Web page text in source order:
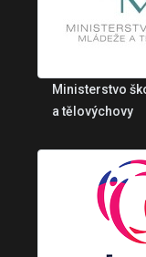
Ministerstvo
a tělovýchovy